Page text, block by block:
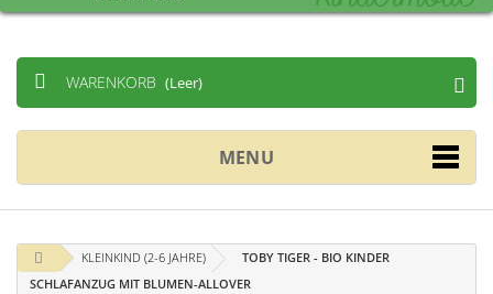
WARENKORB (Leer)
MENU
KLEINKIND (2-6 JAHRE)
TOBY TIGER - BIO KINDER
SCHLAFANZUG MIT BLUMEN-ALLOVER